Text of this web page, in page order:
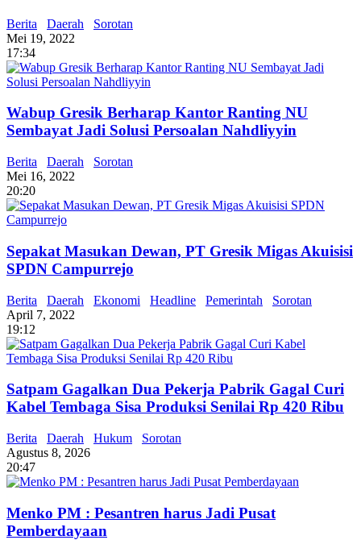
Berita Daerah
Sorotan
Mei 19, 2022
17:34
Wabup Gresik Berharap Kantor Ranting NU
Sembayat Jadi Solusi Persoalan Nahdliyyin
Berita Daerah
Sorotan
Mei 16, 2022
20:20
Sepakat Masukan Dewan, PT Gresik Migas Akuisisi
SPDN Campurrejo
Berita Daerah Ekonomi Headline Pemerintah
Sorotan
April 7, 2022
19:12
Satpam Gagalkan Dua Pekerja Pabrik Gagal Curi
Kabel Tembaga Sisa Produksi Senilai Rp 420 Ribu
Berita Daerah Hukum
Sorotan
Agustus 8, 2026
20:47
Menko PM : Pesantren harus Jadi Pusat
Pemberdayaan